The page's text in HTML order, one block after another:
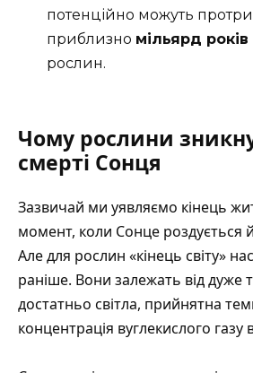
потенційно можуть
приблизно мільярд років
рослин.
Чому рослини
смерті Сонця
Зазвичай ми уявляємо кінець
момент, коли Сонце роздується
Але для рослин «кінець світу»
раніше. Вони залежать від дуже
достатньо світла, прийнятна
концентрація вуглекислого газу